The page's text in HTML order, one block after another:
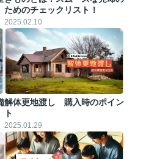
ためのチェックリスト！
2025.02.10
解体更地渡し 購入時のポイン
ト
2025.01.29